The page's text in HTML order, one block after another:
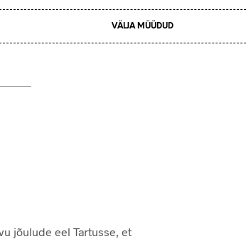
VÄLJA MÜÜDUD
jõulude eel Tartusse, et